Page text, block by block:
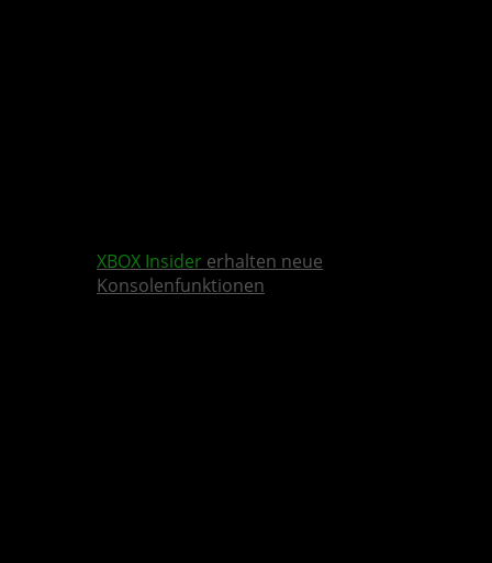
XBOX Insider erhalten neue
Konsolenfunktionen